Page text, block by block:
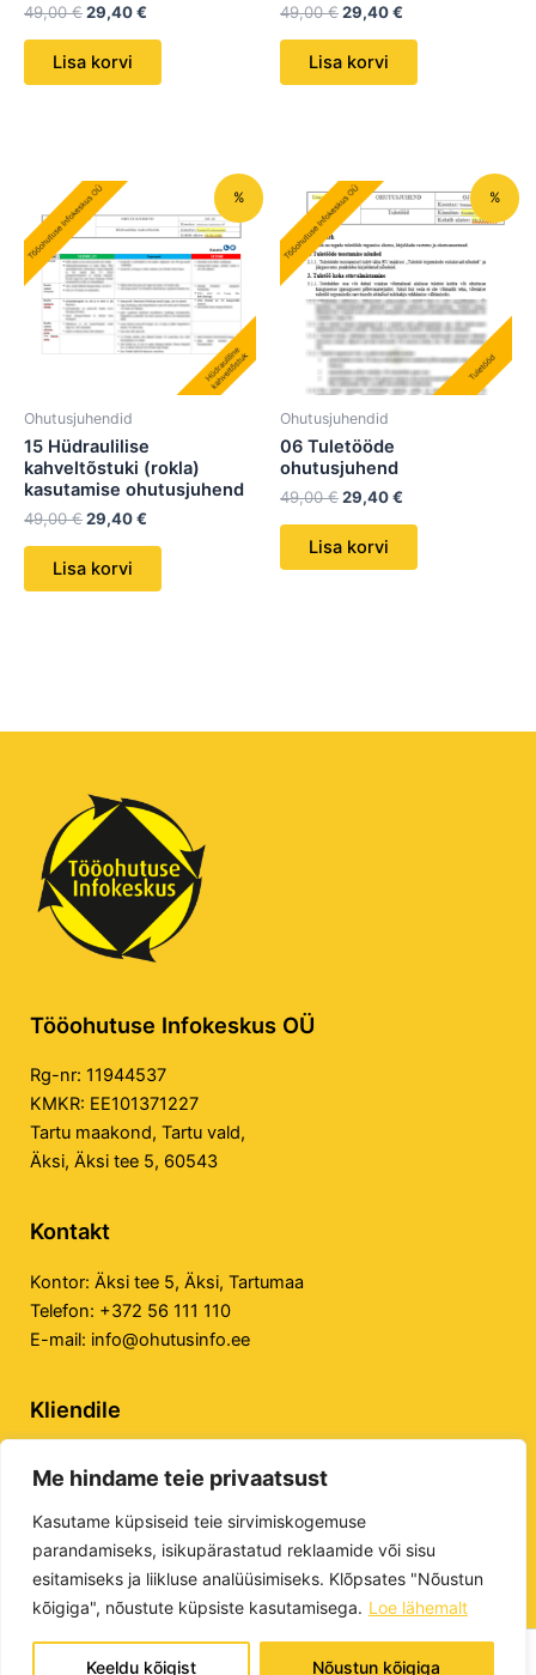
Me hindame teie privaatsust
Kasutame küpsiseid teie sirvimiskogemuse
parandamiseks, isikupärastatud reklaamide või sisu
esitamiseks ja liikluse analüüsimiseks. Klõpsates "Nõustun
kõigiga", nõustute küpsiste kasutamisega. Loe lähemalt
Keeldu kõigist Nõustun kõigiga
49,00€29,40€
Lisa korvi
49,00€29,40€
Lisa korvi
%
Ohutusjuhendid
15 Hüdraulilise
kahveltõstuki (rokla)
kasutamise ohutusjuhend
49,00€
Algne
hind
oli:
49,00 €.
29,40€
Praegune
on:
29,40 €.
Lisa korvi
%
Ohutusjuhendid
06 Tuletööde
ohutusjuhend
49,00€
Algne
hind
oli:
49,00 €.
29,40€
Praegune
hind
on:
29,40 €.
Lisa korvi
Tööohutuse Infokeskus OÜ
Rg-nr: 11944537
KMKR: EE101371227
Tartu maakond, Tartu vald,
Äksi, Äksi tee 5, 60543
Kontakt
Kontor: Äksi tee 5, Äksi, Tartumaa
Telefon: +372 56 111 110
E-mail: info@ohutusinfo.ee
Kliendile
Veebilehe kasutustingimused
E-poe kasutustingimused
Tööohutuse Infokeskus OÜ © 2026